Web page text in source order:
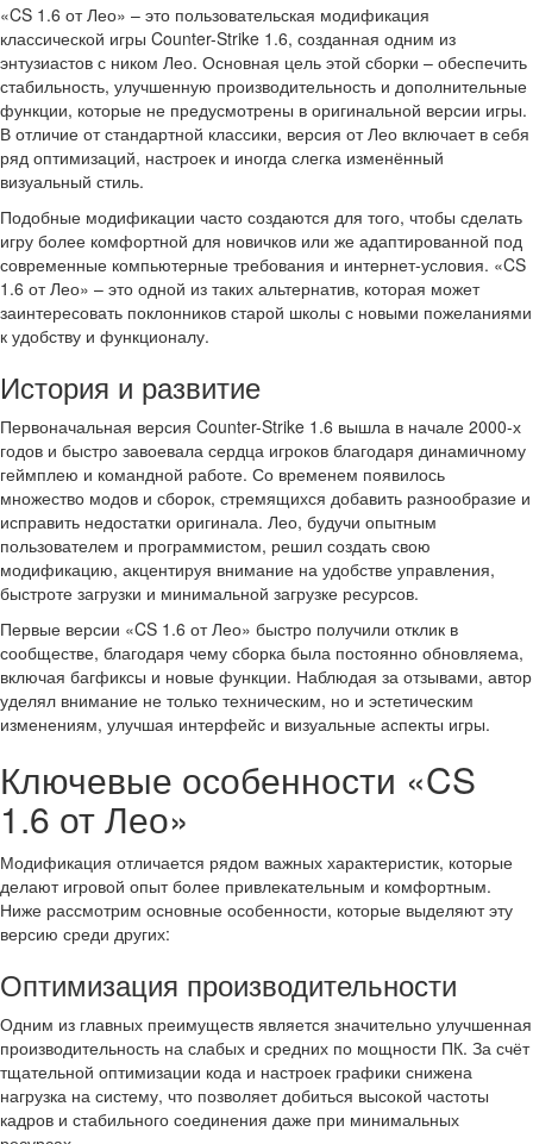
«CS 1.6 от Лео» – это пользовательская модификация
классической игры Counter-Strike 1.6, созданная одним из
энтузиастов с ником Лео. Основная цель этой сборки – обеспечить
стабильность, улучшенную производительность и дополнительные
функции, которые не предусмотрены в оригинальной версии игры.
В отличие от стандартной классики, версия от Лео включает в себя
ряд оптимизаций, настроек и иногда слегка изменённый
визуальный стиль.
Подобные модификации часто создаются для того, чтобы сделать
игру более комфортной для новичков или же адаптированной под
современные компьютерные требования и интернет-условия. «CS
1.6 от Лео» – это одной из таких альтернатив, которая может
заинтересовать поклонников старой школы с новыми пожеланиями
к удобству и функционалу.
История и развитие
Первоначальная версия Counter-Strike 1.6 вышла в начале 2000-х
годов и быстро завоевала сердца игроков благодаря динамичному
геймплею и командной работе. Со временем появилось
множество модов и сборок, стремящихся добавить разнообразие и
исправить недостатки оригинала. Лео, будучи опытным
пользователем и программистом, решил создать свою
модификацию, акцентируя внимание на удобстве управления,
быстроте загрузки и минимальной загрузке ресурсов.
Первые версии «CS 1.6 от Лео» быстро получили отклик в
сообществе, благодаря чему сборка была постоянно обновляема,
включая багфиксы и новые функции. Наблюдая за отзывами, автор
уделял внимание не только техническим, но и эстетическим
изменениям, улучшая интерфейс и визуальные аспекты игры.
Ключевые особенности «CS
1.6 от Лео»
Модификация отличается рядом важных характеристик, которые
делают игровой опыт более привлекательным и комфортным.
Ниже рассмотрим основные особенности, которые выделяют эту
версию среди других:
Оптимизация производительности
Одним из главных преимуществ является значительно улучшенная
производительность на слабых и средних по мощности ПК. За счёт
тщательной оптимизации кода и настроек графики снижена
нагрузка на систему, что позволяет добиться высокой частоты
кадров и стабильного соединения даже при минимальных